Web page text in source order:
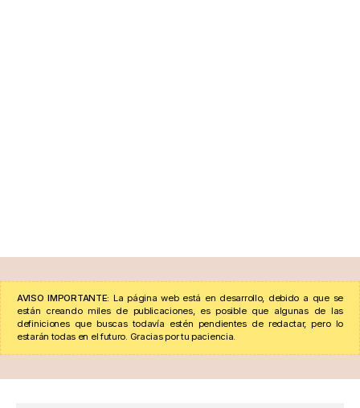
AVISO IMPORTANTE: La página web está en desarrollo, debido a que se
están creando miles de publicaciones, es posible que algunas de las
definiciones que buscas todavía estén pendientes de redactar, pero lo
estarán todas en el futuro. Gracias por tu paciencia.